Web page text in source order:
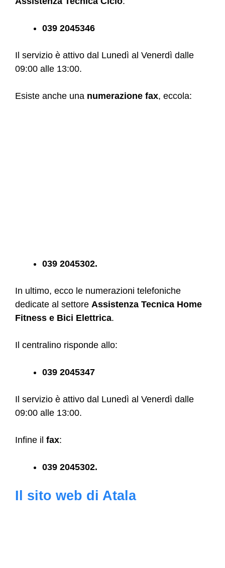
039 2045346
Il servizio è attivo dal Lunedì al Venerdì dalle
09:00 alle 13:00.
Esiste anche una numerazione fax, eccola:
039 2045302.
In ultimo, ecco le numerazioni telefoniche
dedicate al settore Assistenza Tecnica Home
Fitness e Bici Elettrica.
Il centralino risponde allo:
039 2045347
Il servizio è attivo dal Lunedì al Venerdì dalle
09:00 alle 13:00.
Infine il fax:
039 2045302.
Il sito web di Atala